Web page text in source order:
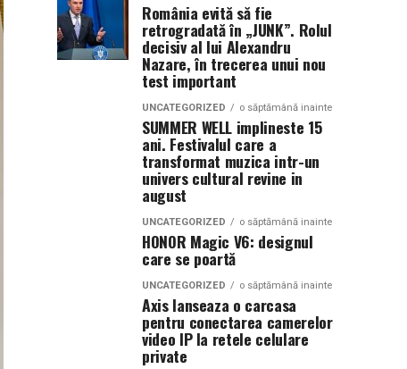
România evită să fie
retrogradată în „JUNK”. Rolul
decisiv al lui Alexandru
Nazare, în trecerea unui nou
test important
UNCATEGORIZED o săptămână inainte
SUMMER WELL implineste 15
ani. Festivalul care a
transformat muzica intr-un
univers cultural revine in
august
UNCATEGORIZED o săptămână inainte
HONOR Magic V6: designul
care se poartă
UNCATEGORIZED o săptămână inainte
Axis lanseaza o carcasa
pentru conectarea camerelor
video IP la retele celulare
private